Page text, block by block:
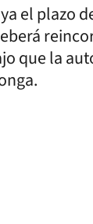
el plazo
que la